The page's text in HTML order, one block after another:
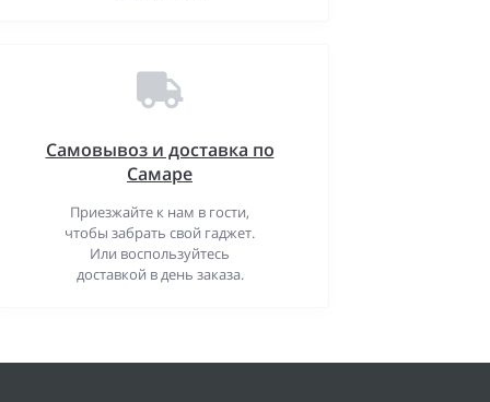
Самовывоз и доставка по
Самаре
Приезжайте к нам в гости,
чтобы забрать свой гаджет.
Или воспользуйтесь
доставкой в день заказа.